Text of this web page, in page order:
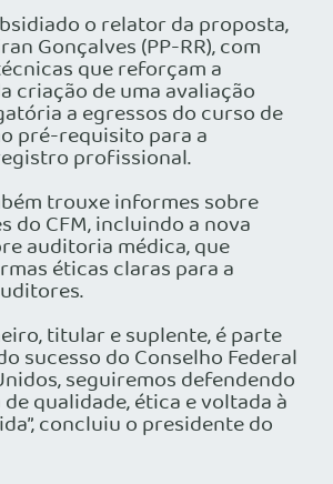
o relator da proposta,
Gonçalves (PP-RR), com
que reforçam a
criação de uma avaliação
a egressos do curso de
pré-requisito para a
profissional.
trouxe informes sobre
do CFM, incluindo a nova
auditoria médica, que
éticas claras para a
titular e suplente, é parte
sucesso do Conselho Federal
seguiremos defendendo
qualidade, ética e voltada à
concluiu o presidente do